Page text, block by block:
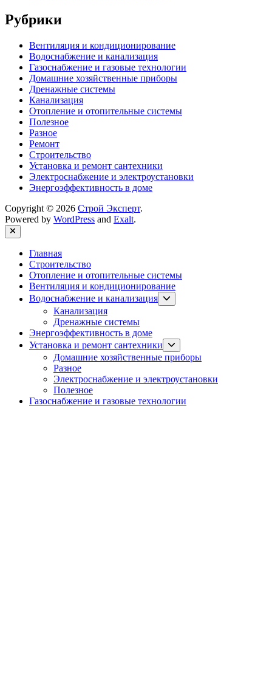
Рубрики
Вентиляция и кондиционирование
Водоснабжение и канализация
Газоснабжение и газовые технологии
Домашние хозяйственные приборы
Дренажные системы
Канализация
Отопление и отопительные системы
Полезное
Разное
Ремонт
Строительство
Установка и ремонт сантехники
Электроснабжение и электроустановки
Энергоэффективность в доме
Copyright © 2026 Строй Эксперт.
Powered by WordPress and Exalt.
Close
Главная
Строительство
Отопление и отопительные системы
Вентиляция и кондиционирование
Водоснабжение и канализация
Show
sub
Канализация
Дренажные системы
Энергоэффективность в доме
Установка и ремонт сантехники
sub
menu
Домашние хозяйственные приборы
Разное
Электроснабжение и электроустановки
Полезное
Газоснабжение и газовые технологии